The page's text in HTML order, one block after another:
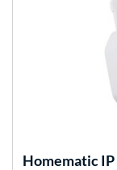
Homematic IP